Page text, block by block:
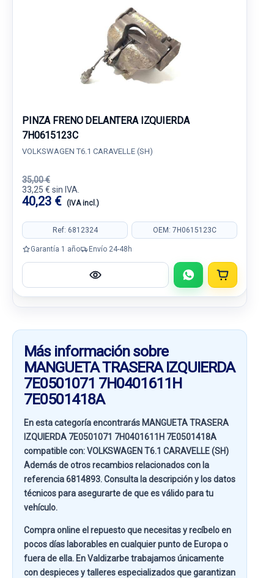
PINZA FRENO DELANTERA IZQUIERDA
7H0615123C
VOLKSWAGEN T6.1 CARAVELLE (SH)
35,00 €
33,25 € sin IVA.
40,23 € (IVA incl.)
Ref: 6812324 OEM: 7H0615123C
Garantía 1 año Envío 24-48h
Más información sobre
MANGUETA TRASERA IZQUIERDA
7E0501071 7H0401611H
7E0501418A
En esta categoría encontrarás MANGUETA TRASERA
IZQUIERDA 7E0501071 7H0401611H 7E0501418A
compatible con:VOLKSWAGEN T6.1 CARAVELLE (SH)
Además de otros recambios relacionados con la
referencia6814893. Consulta la descripción y los datos
técnicos para asegurarte de que es válido para tu
vehículo.
Compra online el repuesto que necesitas y recíbelo en
pocos días laborables en cualquier punto de Europa o
fuera de ella. EnValdizarbetrabajamos únicamente
con despieces y talleres especializados que garantizan